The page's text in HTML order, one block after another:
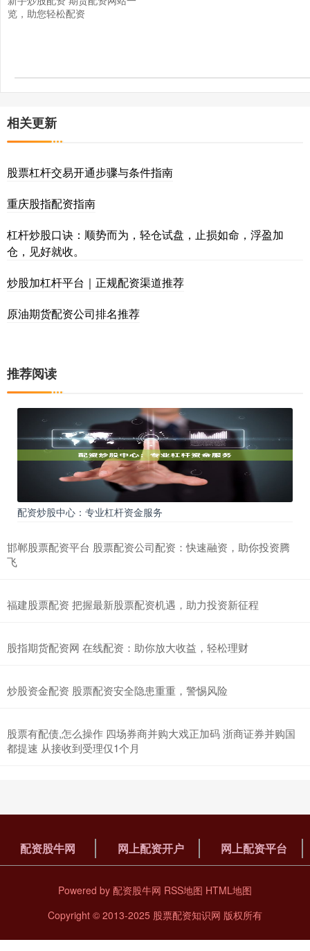
览，助您轻松配资
相关更新
股票杠杆交易开通步骤与条件指南
重庆股指配资指南
杠杆炒股口诀：顺势而为，轻仓试盘，止损如命，浮盈加
仓，见好就收。
炒股加杠杆平台｜正规配资渠道推荐
原油期货配资公司排名推荐
推荐阅读
配资炒股中心：专业杠杆资金服务
邯郸股票配资平台 股票配资公司配资：快速融资，助你投资腾
飞
福建股票配资 把握最新股票配资机遇，助力投资新征程
股指期货配资网 在线配资：助你放大收益，轻松理财
炒股资金配资 股票配资安全隐患重重，警惕风险
股票有配债,怎么操作 四场券商并购大戏正加码 浙商证券并购国
都提速 从接收到受理仅1个月
配资股牛网 网上配资开户 网上配资平台
Powered by 配资股牛网 RSS地图 HTML地图
Copyright © 2013-2025 股票配资知识网 版权所有